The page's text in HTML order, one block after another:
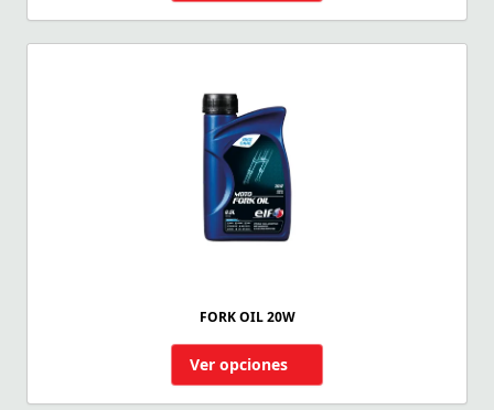
FORK OIL 20W
Ver opciones